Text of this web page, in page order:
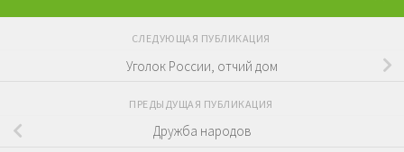
СЛЕДУЮЩАЯ ПУБЛИКАЦИЯ
Уголок России, отчий дом
ПРЕДЫДУЩАЯ ПУБЛИКАЦИЯ
Дружба народов